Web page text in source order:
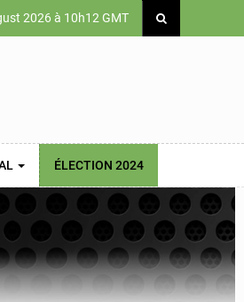
2026 à 10h12 GMT
ÉLECTION 2024